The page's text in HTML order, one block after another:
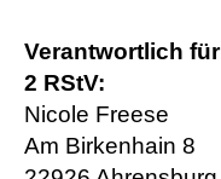
Verantwortlich
2 RStV:
Nicole Freese
Am Birkenhain 8